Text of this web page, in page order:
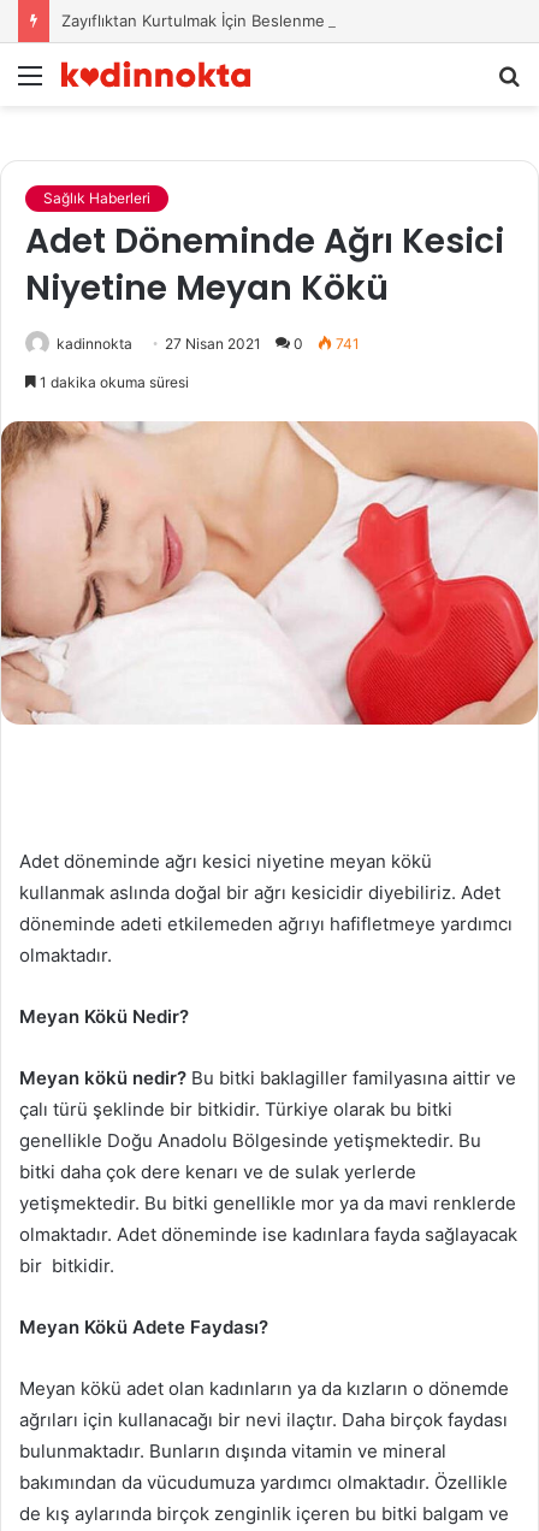
Zayıflıktan Kurtulmak İçin Beslenme Önerileri
Menü
Sağlık Haberleri
Adet Döneminde Ağrı Kesici
Niyetine Meyan Kökü
kadinnokta 27 Nisan 2021 0 741
1 dakika okuma süresi
Adet döneminde ağrı kesici niyetine meyan kökü
kullanmak aslında doğal bir ağrı kesicidir diyebiliriz. Adet
döneminde adeti etkilemeden ağrıyı hafifletmeye yardımcı
olmaktadır.
Meyan Kökü Nedir?
Meyan kökü nedir? Bu bitki baklagiller familyasına aittir ve
çalı türü şeklinde bir bitkidir. Türkiye olarak bu bitki
genellikle Doğu Anadolu Bölgesinde yetişmektedir. Bu
bitki daha çok dere kenarı ve de sulak yerlerde
yetişmektedir. Bu bitki genellikle mor ya da mavi renklerde
olmaktadır. Adet döneminde ise kadınlara fayda sağlayacak
bir bitkidir.
Meyan Kökü Adete Faydası?
Meyan kökü adet olan kadınların ya da kızların o dönemde
ağrıları için kullanacağı bir nevi ilaçtır. Daha birçok faydası
bulunmaktadır. Bunların dışında vitamin ve mineral
bakımından da vücudumuza yardımcı olmaktadır. Özellikle
de kış aylarında birçok zenginlik içeren bu bitki balgam ve